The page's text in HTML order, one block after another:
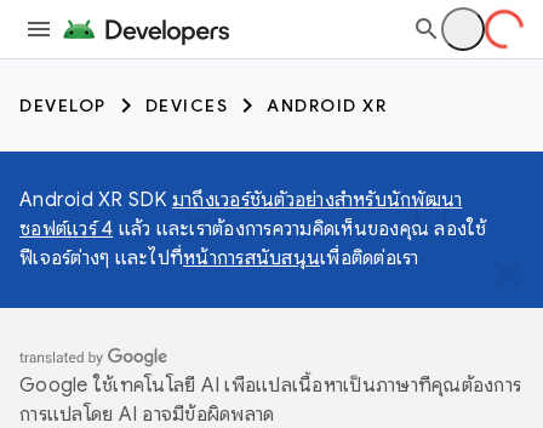
DEVELOP DEVICES ANDROID XR
Android XR SDK มาถึงเวอร์ชันตัวอย่างสำหรับนักพัฒนา
ซอฟต์แวร์ 4 แล้ว และเราต้องการความคิดเห็นของคุณ ลองใช้
ฟีเจอร์ต่างๆ และไปที่หน้าการสนับสนุนเพื่อติดต่อเรา
Google ใช้เทคโนโลยี AI เพื่อแปลเนื้อหาเป็นภาษาที่คุณต้องการ
การแปลโดย AI อาจมีข้อผิดพลาด